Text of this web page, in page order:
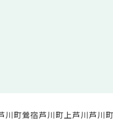
川町鶯宿芦川町上芦川芦川